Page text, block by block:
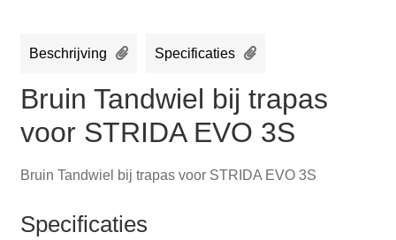
Beschrijving Specificaties
Bruin Tandwiel bij trapas
voor STRIDA EVO 3S
Bruin Tandwiel bij trapas voor STRIDA EVO 3S
Specificaties